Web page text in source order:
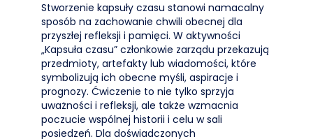
Stworzenie kapsuły czasu stanowi namacalny
sposób na zachowanie chwili obecnej dla
przyszłej refleksji i pamięci. W aktywności
„Kapsuła czasu” członkowie zarządu przekazują
przedmioty, artefakty lub wiadomości, które
symbolizują ich obecne myśli, aspiracje i
prognozy. Ćwiczenie to nie tylko sprzyja
uważności i refleksji, ale także wzmacnia
poczucie wspólnej historii i celu w sali
posiedzeń. Dla doświadczonych